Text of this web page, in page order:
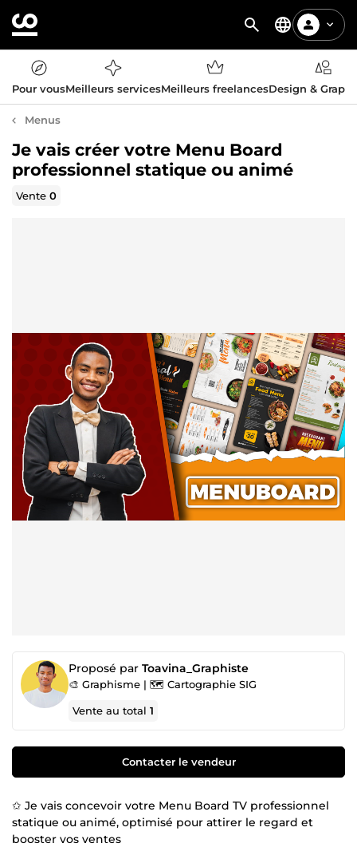
Pour vousMeilleurs servicesMeilleurs freelancesDesign &
Menus
Je vais créer votre Menu Board
professionnel statique ou animé
Vente0
Proposé par Toavina_Graphiste
🎨 Graphisme | 🗺️ Cartographie SIG
Vente au total1
Contacter le vendeur
✩ Je vais concevoir votre Menu Board TV professionnel
statique ou animé, optimisé pour attirer le regard et
booster vos ventes